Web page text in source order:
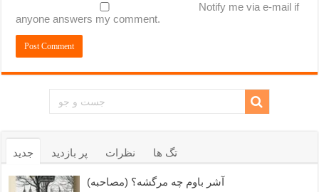
Notify me via e-mail if
anyone answers my comment.
جدید پر بازدید نظرات تگ ها
آشر باوم چه مرگشه؟ (مصاحبه)